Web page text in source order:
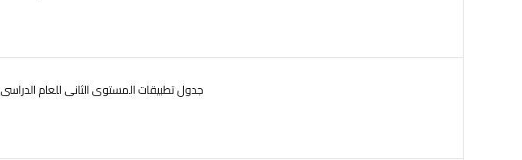
جدول تطبيقات المستوى الثانى للعام الدراسى 2026/2025